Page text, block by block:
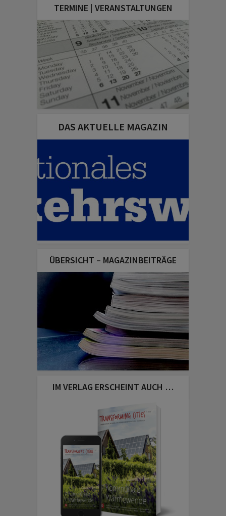
TERMINE | VERANSTALTUNGEN
DAS AKTUELLE MAGAZIN
ÜBERSICHT – MAGAZINBEITRÄGE
IM VERLAG ERSCHEINT AUCH …